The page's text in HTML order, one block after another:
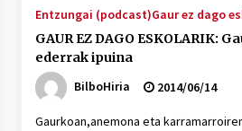
Entzungai (podcast)Gaur ez dago
GAUR EZ DAGO ESKOLARIK:
ederrak ipuina
BilboHiria
2014/06/14
Gaurkoan,anemona eta